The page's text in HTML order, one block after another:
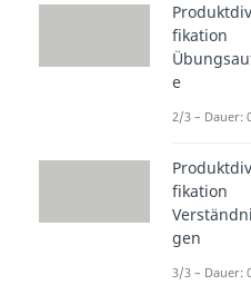
fikation
e
2/3 – Dauer:
fikation
gen
3/3 – Dauer: